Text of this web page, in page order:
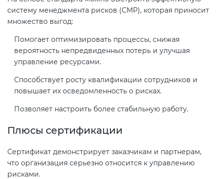
систему менеджмента рисков (СМР), которая приносит
множество выгод:
Помогает оптимизировать процессы, снижая
вероятность непредвиденных потерь и улучшая
управление ресурсами.
Способствует росту квалификации сотрудников и
повышает их осведомленность о рисках.
Позволяет настроить более стабильную работу.
Плюсы сертификации
Сертификат демонстрирует заказчикам и партнерам,
что организация серьезно относится к управлению
рисками.
электромагнитной
совместимости (ТР ТС 020)
Сертификация детских товаров
(ТР ТС 007)
Сертификация товаров легкой
промышленности (ТР ТС 017)
Сертификация промышленного
Сертификация средств